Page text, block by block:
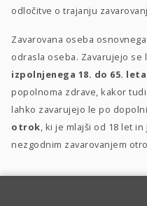
odločitve o trajanju
Zavarovana oseba
odrasla oseba. Zavarujejo se
izpolnjenega 18. do 65. leta
popolnoma zdrave, kakor
lahko zavarujejo le po
otrok, ki je mlajši od 18 let
nezgodnim zavarovanjem